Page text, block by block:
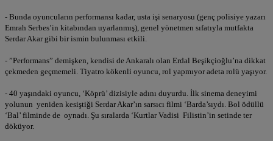
- Bunda oyuncuların performansı kadar, usta işi senaryosu (genç polisiye yazarı
Emrah Serbes’in kitabından uyarlanmış), genel yönetmen sıfatıyla mutfakta
Serdar Akar gibi bir ismin bulunması etkili.
- ”Performans” demişken, kendisi de Ankaralı olan Erdal Beşikçioğlu’na dikkat
çekmeden geçmemeli. Tiyatro kökenli oyuncu, rol yapmıyor adeta rolü yaşıyor.
- 40 yaşındaki oyuncu, ‘Köprü’ dizisiyle adını duyurdu. İlk sinema deneyimi
yolunun yeniden kesiştiği Serdar Akar’ın sarsıcı filmi ‘Barda’sıydı. Bol ödüllü
‘Bal’ filminde de oynadı. Şu sıralarda ‘Kurtlar Vadisi Filistin’in setinde ter
döküyor.